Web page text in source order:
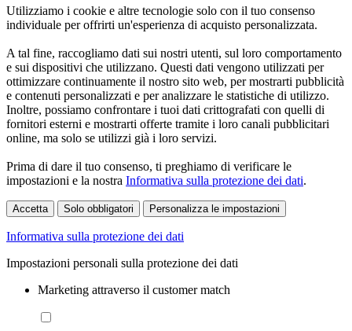
Utilizziamo i cookie e altre tecnologie solo con il tuo consenso
individuale per offrirti un'esperienza di acquisto personalizzata.
A tal fine, raccogliamo dati sui nostri utenti, sul loro comportamento
e sui dispositivi che utilizzano. Questi dati vengono utilizzati per
ottimizzare continuamente il nostro sito web, per mostrarti pubblicità
e contenuti personalizzati e per analizzare le statistiche di utilizzo.
Inoltre, possiamo confrontare i tuoi dati crittografati con quelli di
fornitori esterni e mostrarti offerte tramite i loro canali pubblicitari
online, ma solo se utilizzi già i loro servizi.
Prima di dare il tuo consenso, ti preghiamo di verificare le
impostazioni e la nostra Informativa sulla protezione dei dati.
Accetta Solo obbligatori Personalizza le impostazioni
Informativa sulla protezione dei dati
Impostazioni personali sulla protezione dei dati
Marketing attraverso il customer match